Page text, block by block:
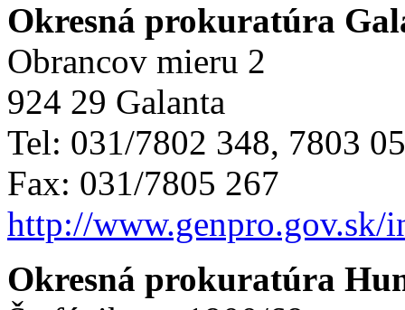
Okresná prokuratúra
Obrancov mieru 2
924 29 Galanta
Tel: 031/7802 348, 7803
Fax: 031/7805 267
http://www.genpro.gov.sk/
Okresná prokuratúra